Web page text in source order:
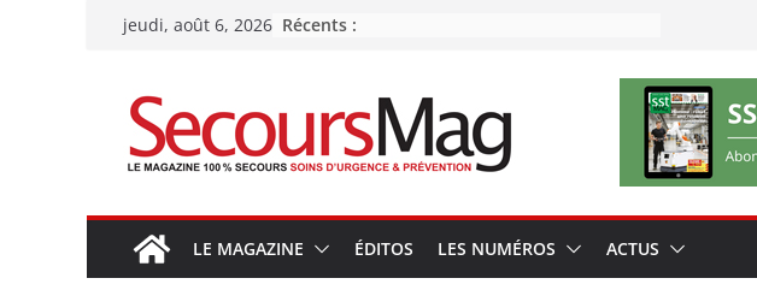
Passerjeudi, août 6, 2026 Récents :
LE MAGAZINE ÉDITOS LES NUMÉROS ACTUS